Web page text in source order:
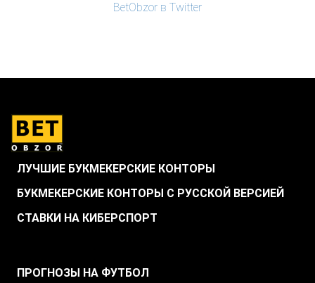
BetObzor в Twitter
ЛУЧШИЕ БУКМЕКЕРСКИЕ КОНТОРЫ
БУКМЕКЕРСКИЕ КОНТОРЫ С РУССКОЙ ВЕРСИЕЙ
СТАВКИ НА КИБЕРСПОРТ
ПРОГНОЗЫ НА ФУТБОЛ